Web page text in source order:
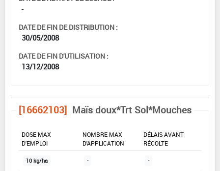
-
DATE DE FIN DE DISTRIBUTION :
30/05/2008
DATE DE FIN D'UTILISATION :
13/12/2008
[16662103] Maïs doux*Trt Sol*Mouches
DOSE MAX
D'EMPLOI
NOMBRE MAX
D'APPLICATION
DÉLAIS AVANT
RÉCOLTE
10 kg/ha - -